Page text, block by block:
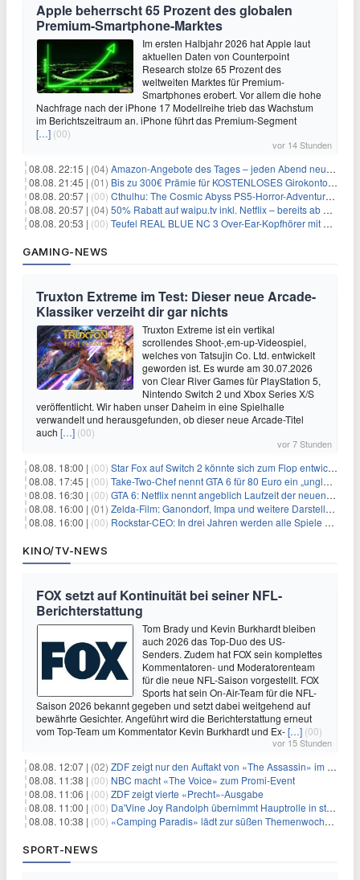
Apple beherrscht 65 Prozent des globalen
Premium-Smartphone-Marktes
Im ersten Halbjahr 2026 hat Apple laut
aktuellen Daten von Counterpoint
Research stolze 65 Prozent des
weltweiten Marktes für Premium-
Smartphones erobert. Vor allem die hohe
Nachfrage nach der iPhone 17 Modellreihe trieb das Wachstum
im Berichtszeitraum an. iPhone führt das Premium-Segment
[…] (00)
vor 14 Stunden
08.08. 22:15 | (04) Amazon-Angebote des Tages – jeden Abend neue Deals zum Stöbern
08.08. 21:45 | (01) Bis zu 300€ Prämie für KOSTENLOSES Girokonto bei der Santander – 50€ schon nach 1 Woche!
08.08. 20:57 | (00) Cthulhu: The Cosmic Abyss PS5-Horror-Adventure für 27,99€
08.08. 20:57 | (04) 50% Rabatt auf waipu.tv inkl. Netflix – bereits ab 9€/Monat (statt 17,99€)
08.08. 20:53 | (00) Teufel REAL BLUE NC 3 Over-Ear-Kopfhörer mit ANC für 149,99€
GAMING-NEWS
Truxton Extreme im Test: Dieser neue Arcade-
Klassiker verzeiht dir gar nichts
Truxton Extreme ist ein vertikal
scrollendes Shoot-‚em-up-Videospiel,
welches von Tatsujin Co. Ltd. entwickelt
geworden ist. Es wurde am 30.07.2026
von Clear River Games für PlayStation 5,
Nintendo Switch 2 und Xbox Series X/S
veröffentlicht. Wir haben unser Daheim in eine Spielhalle
verwandelt und herausgefunden, ob dieser neue Arcade-Titel
auch […] (00)
vor 7 Stunden
08.08. 18:00 | (00) Star Fox auf Switch 2 könnte sich zum Flop entwickeln
08.08. 17:45 | (00) Take-Two-Chef nennt GTA 6 für 80 Euro ein „unglaubliches Schnäppchen“
08.08. 16:30 | (00) GTA 6: Netflix nennt angeblich Laufzeit der neuen Gameplay-Präsentation
08.08. 16:00 | (01) Zelda-Film: Ganondorf, Impa und weitere Darsteller sollen feststehen
08.08. 16:00 | (00) Rockstar-CEO: In drei Jahren werden alle Spiele gestreamt
KINO/TV-NEWS
FOX setzt auf Kontinuität bei seiner NFL-
Berichterstattung
Tom Brady und Kevin Burkhardt bleiben
auch 2026 das Top-Duo des US-
Senders. Zudem hat FOX sein komplettes
Kommentatoren- und Moderatorenteam
für die neue NFL-Saison vorgestellt. FOX
Sports hat sein On-Air-Team für die NFL-
Saison 2026 bekannt gegeben und setzt dabei weitgehend auf
bewährte Gesichter. Angeführt wird die Berichterstattung erneut
vom Top-Team um Kommentator Kevin Burkhardt und Ex-[…] (00)
vor 15 Stunden
08.08. 12:07 | (02) ZDF zeigt nur den Auftakt von «The Assassin» im Fernsehen
08.08. 11:38 | (00) NBC macht «The Voice» zum Promi-Event
08.08. 11:06 | (00) ZDF zeigt vierte «Precht»-Ausgabe
08.08. 11:00 | (00) Da'Vine Joy Randolph übernimmt Hauptrolle in starbesetzter schwarzer Komödie
08.08. 10:38 | (00) «Camping Paradis» lädt zur süßen Themenwoche ein
SPORT-NEWS